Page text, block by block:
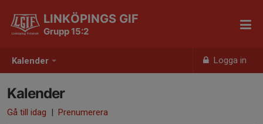
Kalender Logga in
LINKÖPINGS GIF
Grupp 15:2
Kalender
Gå till idag | Prenumerera